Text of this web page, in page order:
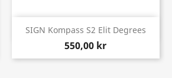
SIGN Kompass S2 Elit Degrees
550,00 kr
Snabbvy